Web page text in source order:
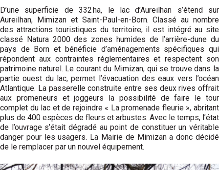
D’une superficie de 332 ha, le lac d’Aureilhan s’étend sur
Aureilhan, Mimizan et Saint-Paul-en-Born. Classé au nombre
des attractions touristiques du territoire, il est intégré au site
classé Natura 2000 des zones humides de l’arrière-dune du
pays de Born et bénéficie d’aménagements spécifiques qui
répondent aux contraintes réglementaires et respectent son
patrimoine naturel. Le courant du Mimizan, qui se trouve dans la
partie ouest du lac, permet l’évacuation des eaux vers l’océan
Atlantique. La passerelle construite entre ses deux rives offrait
aux promeneurs et joggeurs la possibilité de faire le tour
complet du lac et de rejoindre « La promenade fleurie », abritant
plus de 400 espèces de fleurs et arbustes. Avec le temps, l’état
de l’ouvrage s’était dégradé au point de constituer un véritable
danger pour les usagers. La Mairie de Mimizan a donc décidé
de le remplacer par un nouvel équipement.